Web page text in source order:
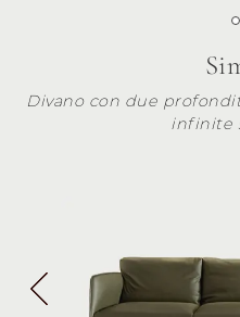
Divano con due
infinite